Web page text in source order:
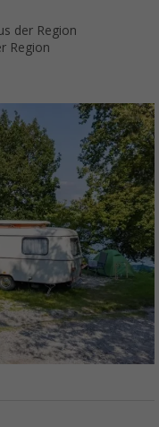
der Re­gion
Region